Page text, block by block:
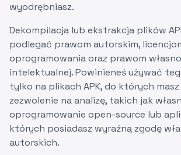
wyodrębniasz.
Dekompilacja lub ekstrakcja plików
podlegać prawom autorskim,
oprogramowania oraz prawom
intelektualnej. Powinieneś używać
tylko na plikach APK, do których
zezwolenie na analizę, takich jak
oprogramowanie open-source lub
których posiadasz wyraźną zgodę
autorskich.